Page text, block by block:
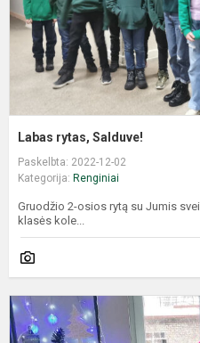
Labas rytas, Salduve!
Paskelbta: 2022-12-02
Kategorija: Renginiai
Gruodžio 2-osios rytą su Jumis
klasės kole...